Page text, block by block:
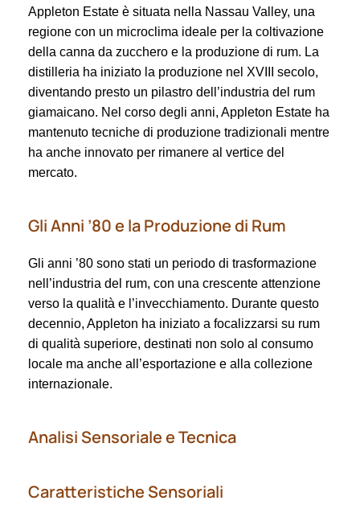
Appleton Estate è situata nella Nassau Valley, una
regione con un microclima ideale per la coltivazione
della canna da zucchero e la produzione di rum. La
distilleria ha iniziato la produzione nel XVIII secolo,
diventando presto un pilastro dell’industria del rum
giamaicano. Nel corso degli anni, Appleton Estate ha
mantenuto tecniche di produzione tradizionali mentre
ha anche innovato per rimanere al vertice del
mercato.
Gli Anni ’80 e la Produzione di Rum
Gli anni ’80 sono stati un periodo di trasformazione
nell’industria del rum, con una crescente attenzione
verso la qualità e l’invecchiamento. Durante questo
decennio, Appleton ha iniziato a focalizzarsi su rum
di qualità superiore, destinati non solo al consumo
locale ma anche all’esportazione e alla collezione
internazionale.
Analisi Sensoriale e Tecnica
Caratteristiche Sensoriali